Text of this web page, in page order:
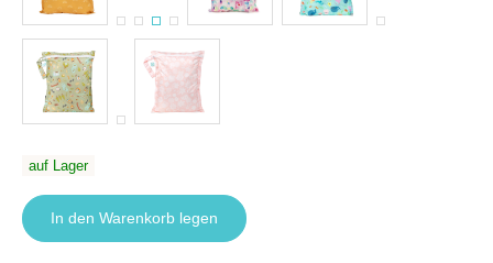
auf Lager
In den Warenkorb legen